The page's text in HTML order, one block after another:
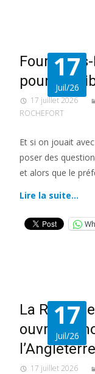
17
Juil/26
Fouras-
pour
17 juillet 2026
ROCHEFORT
Et si on jouait
poser des
et alors que le
Lire la suite…
17
Juil/26
La
ouvrir de
17 juillet 2026